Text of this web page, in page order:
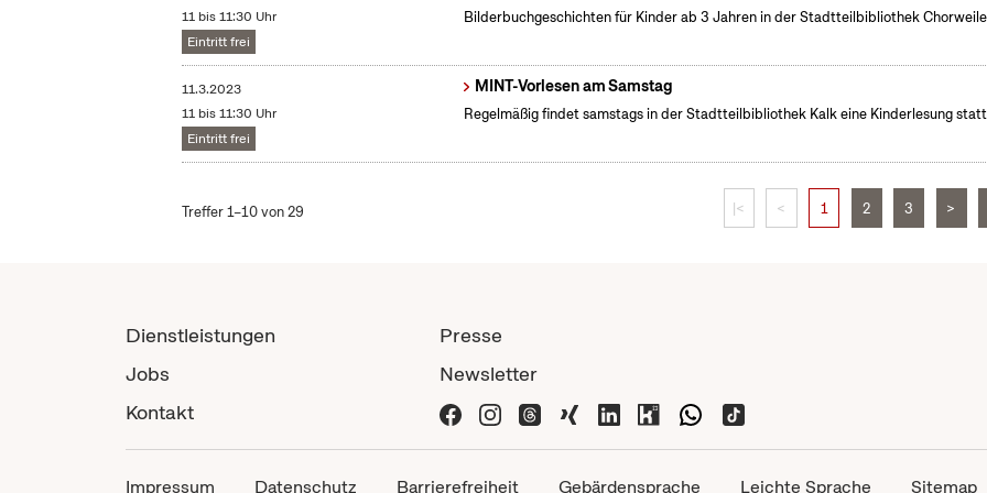
11 bis 11:30 Uhr
Eintritt frei
Bilderbuchgeschichten für Kinder ab 3 Jahren in der Stadtteilbibliothek
11.3.2023
11 bis 11:30 Uhr
Eintritt frei
MINT-Vorlesen am Samstag
Regelmäßig findet samstags in der Stadtteilbibliothek Kalk eine Kinderlesung
Treffer 1–10 von 29 |< < 1 2 3 >
Dienstleistungen
Jobs
Kontakt
Presse
Newsletter
Impressum Datenschutz Barrierefreiheit Gebärdensprache Leichte Sprache Sitemap